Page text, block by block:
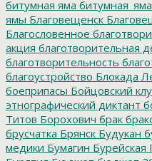
битумная яма битумная_яма
ямы Благовещенск
Благословенное
акция благотворительная
благотворительность
благоустройство Блокада
боеприпасы Бойцовский
этнографический диктант
Титов Борохович брак
брусчатка Брянск Будукан
медики Бумагин Бурейская